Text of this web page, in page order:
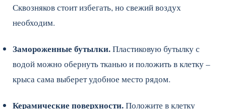
Сквозняков стоит избегать, но свежий воздух
необходим.
Замороженные бутылки.Пластиковую бутылку с
водой можно обернуть тканью и положить в клетку –
крыса сама выберет удобное место рядом.
Керамические поверхности.Положите в клетку